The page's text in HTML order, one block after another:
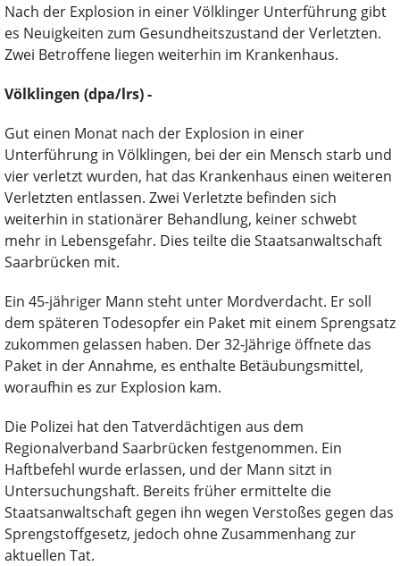
Nach der Explosion in einer Völklinger Unterführung gibt
es Neuigkeiten zum Gesundheitszustand der Verletzten.
Zwei Betroffene liegen weiterhin im Krankenhaus.
Völklingen (dpa/lrs) -
Gut einen Monat nach der Explosion in einer
Unterführung in Völklingen, bei der ein Mensch starb und
vier verletzt wurden, hat das Krankenhaus einen weiteren
Verletzten entlassen. Zwei Verletzte befinden sich
weiterhin in stationärer Behandlung, keiner schwebt
mehr in Lebensgefahr. Dies teilte die Staatsanwaltschaft
Saarbrücken mit.
Ein 45-jähriger Mann steht unter Mordverdacht. Er soll
dem späteren Todesopfer ein Paket mit einem Sprengsatz
zukommen gelassen haben. Der 32-Jährige öffnete das
Paket in der Annahme, es enthalte Betäubungsmittel,
woraufhin es zur Explosion kam.
Die Polizei hat den Tatverdächtigen aus dem
Regionalverband Saarbrücken festgenommen. Ein
Haftbefehl wurde erlassen, und der Mann sitzt in
Untersuchungshaft. Bereits früher ermittelte die
Staatsanwaltschaft gegen ihn wegen Verstoßes gegen das
Sprengstoffgesetz, jedoch ohne Zusammenhang zur
aktuellen Tat.